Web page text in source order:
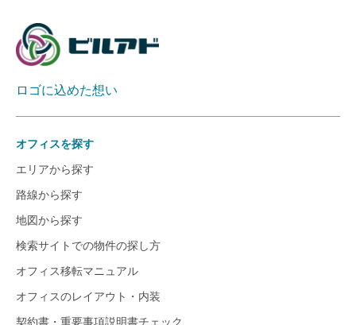
ロゴに込めた想い
オフィスを探す
エリアから探す
路線から探す
地図から探す
検索サイトでの物件の探し方
オフィス移転マニュアル
オフィスのレイアウト・内装
契約書・重要事項説明書チェック